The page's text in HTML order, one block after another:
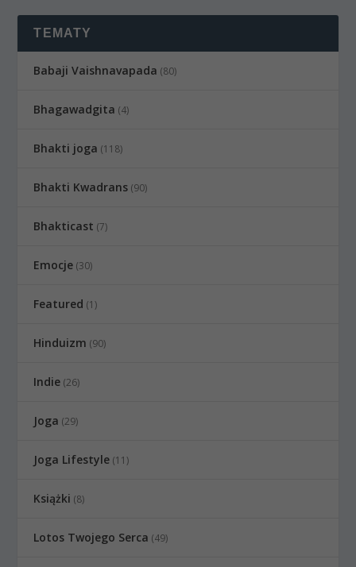
TEMATY
Babaji Vaishnavapada (80)
Bhagawadgita (4)
Bhakti joga (118)
Bhakti Kwadrans (90)
Bhakticast (7)
Emocje (30)
Featured (1)
Hinduizm (90)
Indie (26)
Joga (29)
Joga Lifestyle (11)
Książki (8)
Lotos Twojego Serca (49)